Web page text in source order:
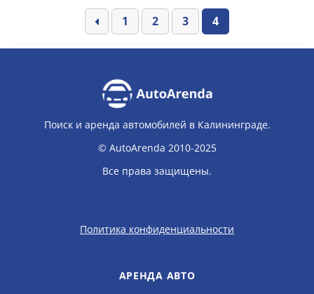
1 2 3 4
Поиск и аренда автомобилей в Калининграде.
© AutoArenda 2010-2025
Все права защищены.
Политика конфиденциальности
АРЕНДА АВТО